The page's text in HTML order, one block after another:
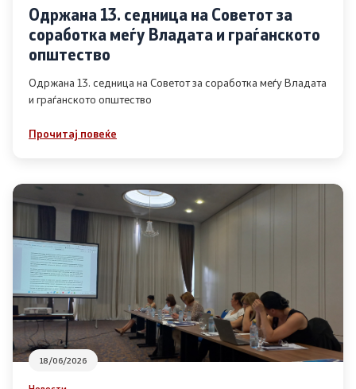
Извештаи
Список на ОЈИ
Контакт
Контакт
Линкови
Изјава за пристапност
Со еден клик до сите услуги
Одржана 13. седница на Советот за
соработка меѓу Владата и граѓанското
општество
Одржана 13. седница на Советот за соработка меѓу Владата
и граѓанското општество
Прочитај повеќе
18/06/2026